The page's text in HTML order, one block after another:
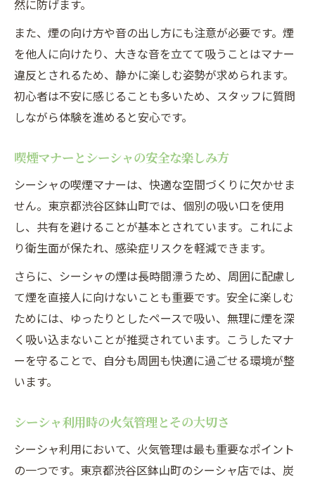
然に防げます。
また、煙の向け方や音の出し方にも注意が必要です。煙
を他人に向けたり、大きな音を立てて吸うことはマナー
違反とされるため、静かに楽しむ姿勢が求められます。
初心者は不安に感じることも多いため、スタッフに質問
しながら体験を進めると安心です。
喫煙マナーとシーシャの安全な楽しみ方
シーシャの喫煙マナーは、快適な空間づくりに欠かせま
せん。東京都渋谷区鉢山町では、個別の吸い口を使用
し、共有を避けることが基本とされています。これによ
り衛生面が保たれ、感染症リスクを軽減できます。
さらに、シーシャの煙は長時間漂うため、周囲に配慮し
て煙を直接人に向けないことも重要です。安全に楽しむ
ためには、ゆったりとしたペースで吸い、無理に煙を深
く吸い込まないことが推奨されています。こうしたマナ
ーを守ることで、自分も周囲も快適に過ごせる環境が整
います。
シーシャ利用時の火気管理とその大切さ
シーシャ利用において、火気管理は最も重要なポイント
の一つです。東京都渋谷区鉢山町のシーシャ店では、炭